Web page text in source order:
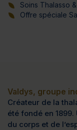
Soins Thalasso
Offre spéciale
Valdys, groupe
Créateur de la
été fondé en
du corps et de